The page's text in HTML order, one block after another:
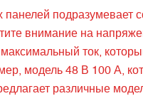
подразумевает
внимание на
ток,
модель 48 В 100 А,
различные